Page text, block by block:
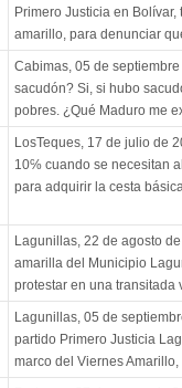
Primero Justicia en
amarillo, para denunciar
Cabimas, 05 de
sacudón? Si, si hubo
pobres. ¿Qué Maduro me
LosTeques, 17 de julio de
10℅ cuando se necesitan
para adquirir la cesta
Lagunillas, 22 de agosto
amarilla del Municipio
protestar en una transitada
Lagunillas, 05 de
partido Primero Justicia
marco del Viernes Amarillo,